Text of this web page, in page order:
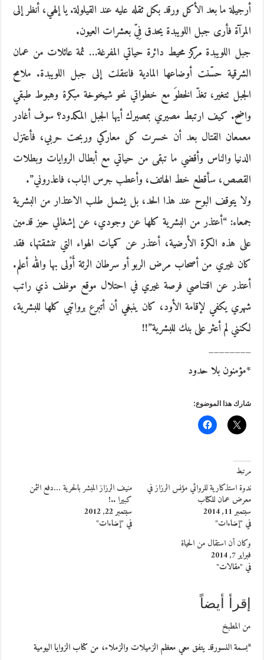
أرجيلة ما بعد الأكل ورقد بكل ثقله عليه عند القيلولة. يا إلهي، أنظر إلى
المرآة فأرى جبل اللويبدة يحدق فِيّ بعشرات العيون.
جبل اللويبدة مركز محيط دائرة حياتي المفرغة… ثمة عائلات من عمان
الشرقية حسّنت أوضاعها المادية فانتقلت إلى جبل اللويبدة. ملامح
الجبل تتغير، تغذّ الخطوَ مع خطواتي نحو شيخوخة مبكرة وهبوط طبقي
واضح. كيف ارتبط مصيري بمصيرك أيها الجبل المكدود؟ سوف أغادر
معمعان القتال بعد أن خسرت كل معاركي وربحت حربي، فأعتزل
الدنيا والناس وأقضي ما تبقى من حياتي مع أبطال الروايات وبطلات
القصص، سأقطع خط الهاتف، وأعطب جرس الباب، فاعذروني”.
ولا يتوقف البوح عند هذا الحد، بل يشمل طلب الاعتذار من البشرية
جمعاء: “أعتذر من البشرية كلها عن وجودي، عن إشغالي حيز قدمين
على هذه الكرة الأرضية، أعتذر عن كميات الهواء التي تنشقتها، فقد
كان غيري من أصحاب مرض الربو أو سرطان الرئة أَوْلى بها والله أعلم.
أعتذر عن اقتناصي فرصة غيري في احتلال موقع موظف ذي راتب
شهري يكفي لإقامة الأود، كان ينبغي أن أتبرع برواتبي كلها للبشرية،
لكنني لم أعثر على بنك للبشرية”!!
________
*مؤمنون بلا حدود
شارك هذا الموضوع:
مرتبط
ندوة استذكارية للروائي مؤنس الرزاز في
معرض عمان للكتاب
سبتمبر 11, 2014
في "إضاءات"
منيف الرزاز المبشر بالحرية …دفع الثمن
كبيرا ..!
سبتمبر 22, 2012
في "إضاءات"
وكان أن استقال من الحياة
فبراير 7, 2014
في "مقالات"
إقرأ أيضاً
من المطبخ
*بسمة النسورقد يتفق معي معظم الزميلات والزملاء، من كتاب الزوايا اليومية